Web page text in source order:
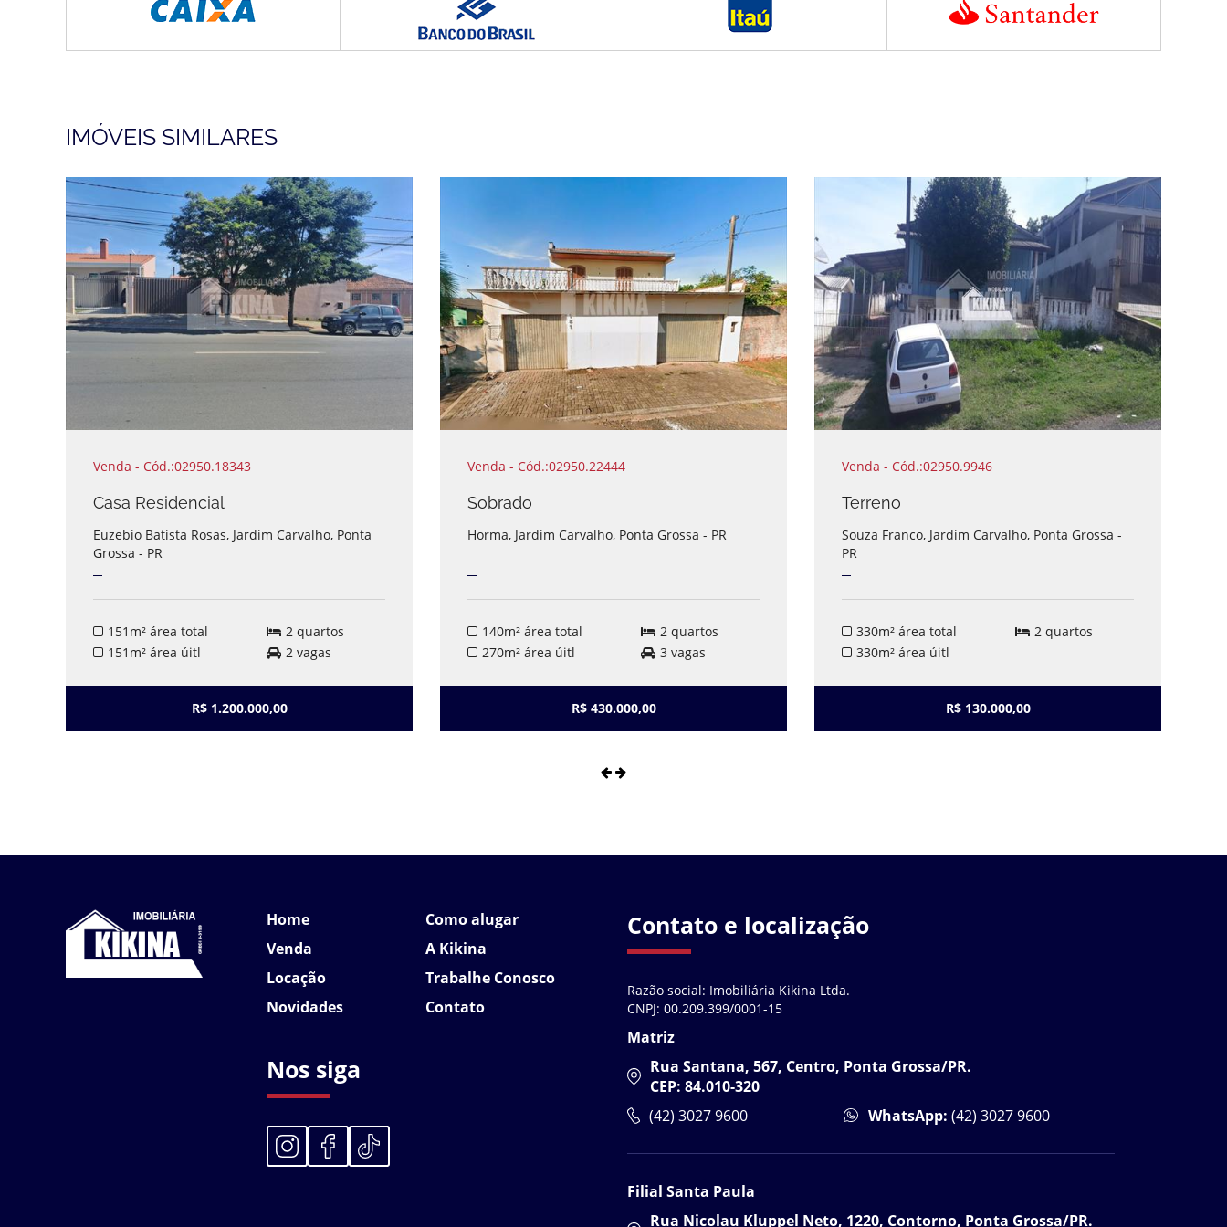
IMÓVEIS SIMILARES
Venda - Cód.:02950.18343
Casa Residencial
Euzebio Batista Rosas, Jardim Carvalho, Ponta
Grossa - PR
151m² área total
2 quartos
151m² área úitl
2 vagas
R$ 1.200.000,00
Venda - Cód.:02950.22444
Sobrado
Horma, Jardim Carvalho, Ponta Grossa - PR
140m² área total
2 quartos
270m² área úitl
3 vagas
R$ 430.000,00
Venda - Cód.:02950.9946
Terreno
Souza Franco, Jardim Carvalho, Ponta Grossa -
PR
330m² área total
2 quartos
330m² área úitl
R$ 130.000,00
Home
Venda
Locação
Novidades
Como alugar
A Kikina
Trabalhe Conosco
Contato
Nos siga
Contato e localização
Razão social: Imobiliária Kikina Ltda.
CNPJ: 00.209.399/0001-15
Matriz
Rua Santana, 567, Centro, Ponta Grossa/PR.
CEP: 84.010-320
(42) 3027 9600
WhatsApp:(42) 3027 9600
Filial Santa Paula
Rua Nicolau Kluppel Neto, 1220, Contorno, Ponta Grossa/PR.